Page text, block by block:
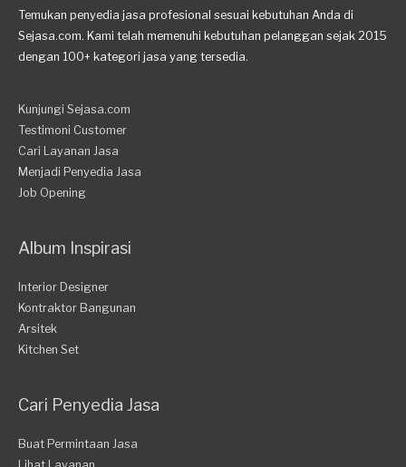
Temukan penyedia jasa profesional sesuai kebutuhan Anda di
Sejasa.com. Kami telah memenuhi kebutuhan pelanggan sejak 2015
dengan 100+ kategori jasa yang tersedia.
Kunjungi Sejasa.com
Testimoni Customer
Cari Layanan Jasa
Menjadi Penyedia Jasa
Job Opening
Album Inspirasi
Interior Designer
Kontraktor Bangunan
Arsitek
Kitchen Set
Cari Penyedia Jasa
Buat Permintaan Jasa